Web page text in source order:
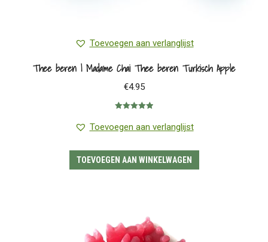
Toevoegen aan verlanglijst
Thee beren | Madame Chai Thee beren Turkisch Apple
€4.95
5.00 uit 5
Toevoegen aan verlanglijst
TOEVOEGEN AAN WINKELWAGEN